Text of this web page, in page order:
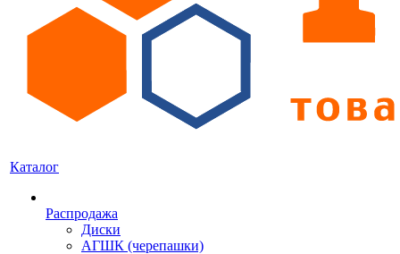
Каталог
Распродажа
Диски
АГШК (черепашки)